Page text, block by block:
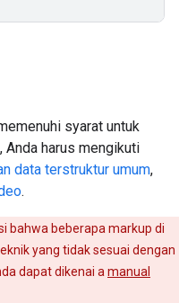
syarat untuk
Anda harus mengikuti
data terstruktur umum,
.
bahwa beberapa markup di
yang tidak sesuai dengan
dapat dikenai a manual